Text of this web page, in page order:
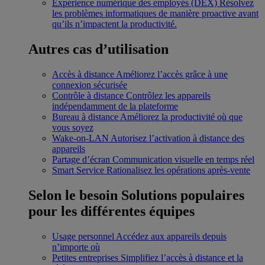
Expérience numérique des employés (DEX) Résolvez
les problèmes informatiques de manière proactive avant
qu’ils n’impactent la productivité.
Autres cas d’utilisation
Accès à distance Améliorez l’accès grâce à une
connexion sécurisée
Contrôle à distance Contrôlez les appareils
indépendamment de la plateforme
Bureau à distance Améliorez la productivité où que
vous soyez
Wake-on-LAN Autorisez l’activation à distance des
appareils
Partage d’écran Communication visuelle en temps réel
Smart Service Rationalisez les opérations après-vente
Selon le besoin Solutions populaires
pour les différentes équipes
Usage personnel Accédez aux appareils depuis
n’importe où
Petites entreprises Simplifiez l’accès à distance et la